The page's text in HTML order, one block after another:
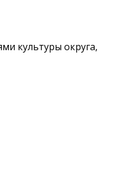
культуры округа,